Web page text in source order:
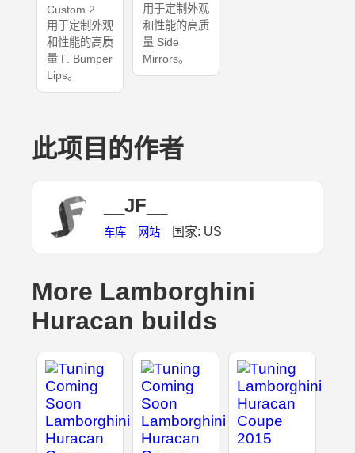
Custom 2
用于定制外观
和性能的高质
量 F. Bumper
Lips。
用于定制外观
和性能的高质
量 Side
Mirrors。
此项目的作者
__JF__
车库 网站 国家: US
More Lamborghini
Huracan builds